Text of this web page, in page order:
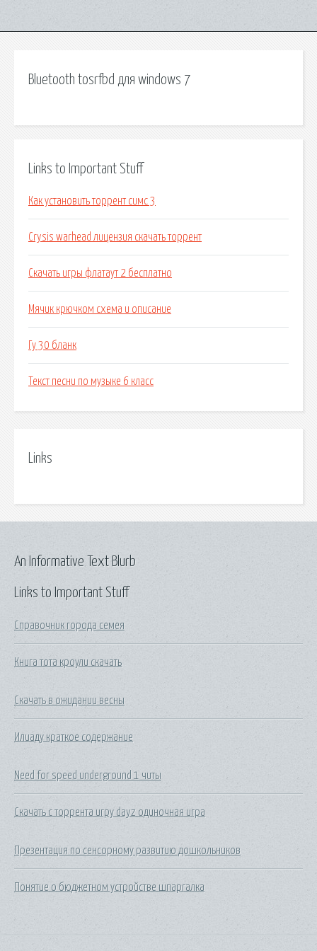
Bluetooth tosrfbd для windows 7
Links to Important Stuff
Как установить торрент симс 3
Crysis warhead лицензия скачать торрент
Скачать игры флатаут 2 бесплатно
Мячик крючком схема и описание
Гу 30 бланк
Текст песни по музыке 6 класс
Links
Links to Important Stuff
Справочник города семея
Книга тота кроули скачать
Скачать в ожидании весны
Илиаду краткое содержание
Need for speed underground 1 читы
Скачать с торрента игру dayz одиночная игра
Презентация по сенсорному развитию дошкольников
Понятие о бюджетном устройстве шпаргалка
An Informative Text Blurb